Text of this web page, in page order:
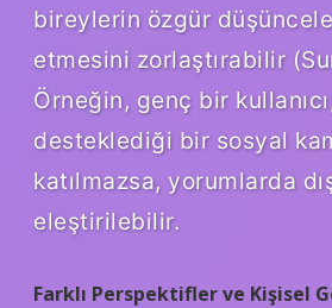
bireylerin özgür
etmesini zorlaştırabilir
Örneğin, genç bir
desteklediği bir sosyal
katılmazsa, yorumlarda
eleştirilebilir.
Farklı Perspektifler ve Kişisel